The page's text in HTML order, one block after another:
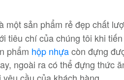
một sản phẩm rẻ đẹp chất
tiêu chí của chúng tôi khi
phẩm hộp nhựacòn đựng
ngoài ra có thể đựng thức